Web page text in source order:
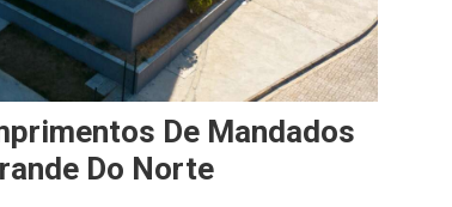
De Mandados
Do Norte